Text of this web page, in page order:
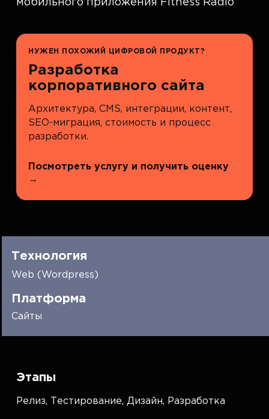
мобильного приложения Fitness Radio
НУЖЕН ПОХОЖИЙ ЦИФРОВОЙ ПРОДУКТ?
Разработка
корпоративного сайта
Архитектура, CMS, интеграции, контент,
SEO-миграция, стоимость и процесс
разработки.
Посмотреть услугу и получить оценку
→
Технология
Web (Wordpress)
Платформа
Сайты
Этапы
Релиз, Тестирование,Дизайн, Разработка